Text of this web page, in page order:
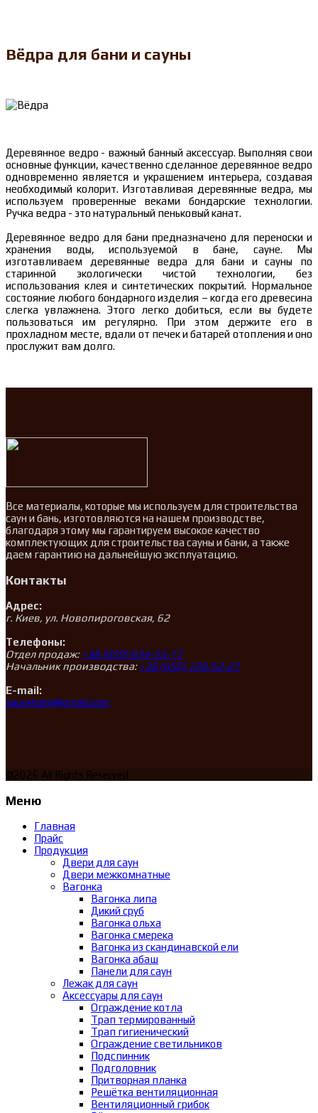
Вёдра для бани и сауны
Деревянное ведро - важный банный аксессуар. Выполняя свои
основные функции, качественно сделанное деревянное ведро
одновременно является и украшением интерьера, создавая
необходимый колорит. Изготавливая деревянные ведра, мы
используем проверенные веками бондарские технологии.
Ручка ведра - это натуральный пеньковый канат.
Деревянное ведро для бани предназначено для переноски и
хранения воды, используемой в бане, сауне. Мы
изготавливаем деревянные ведра для бани и сауны по
старинной экологически чистой технологии, без
использования клея и синтетических покрытий. Нормальное
состояние любого бондарного изделия – когда его древесина
слегка увлажнена. Этого легко добиться, если вы будете
пользоваться им регулярно. При этом держите его в
прохладном месте, вдали от печек и батарей отопления и оно
прослужит вам долго.
Все материалы, которые мы используем для строительства
саун и бань, изготовляются на нашем производстве,
благодаря этому мы гарантируем высокое качество
комплектующих для строительства сауны и бани, а также
даем гарантию на дальнейшую эксплуатацию.
Контакты
Адрес:
г. Киев, ул. Новопироговская, 62
Телефоны:
Отдел продаж: +38 (050) 834-55-77
Начальник производства: +38 (050) 728-52-21
E-mail:
saunybany@gmail.com
©2026 All Rights Reserved
Меню
Главная
Прайс
Продукция
Двери для саун
Двери межкомнатные
Вагонка
Вагонка липа
Дикий сруб
Вагонка ольха
Вагонка смерека
Вагонка из скандинавской ели
Вагонка абаш
Панели для саун
Лежак для саун
Аксессуары для саун
Ограждение котла
Трап термированный
Трап гигиенический
Ограждение светильников
Подспинник
Подголовник
Притворная планка
Решётка вентиляционная
Вентиляционный грибок